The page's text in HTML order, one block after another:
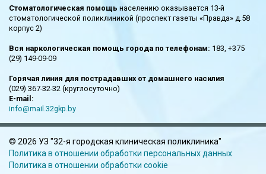
Стоматологическая помощь населению оказывается 13-й
стоматологической поликлиникой (проспект газеты «Правда» д.58
корпус 2)
Вся наркологическая помощь города по телефонам: 183, +375
(29) 149-09-09
Горячая линия для пострадавших от домашнего насилия
(029) 367-32-32 (круглосуточно)
E-mail:
info@mail.32gkp.by
© 2026 УЗ "32-я городская клиническая поликлиника"
Политика в отношении обработки персональных данных
Политика в отношении обработки cookie